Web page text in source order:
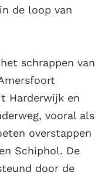
de loop van
schrappen van
Harderwijk en
vooral als
overstappen
Schiphol. De
door de